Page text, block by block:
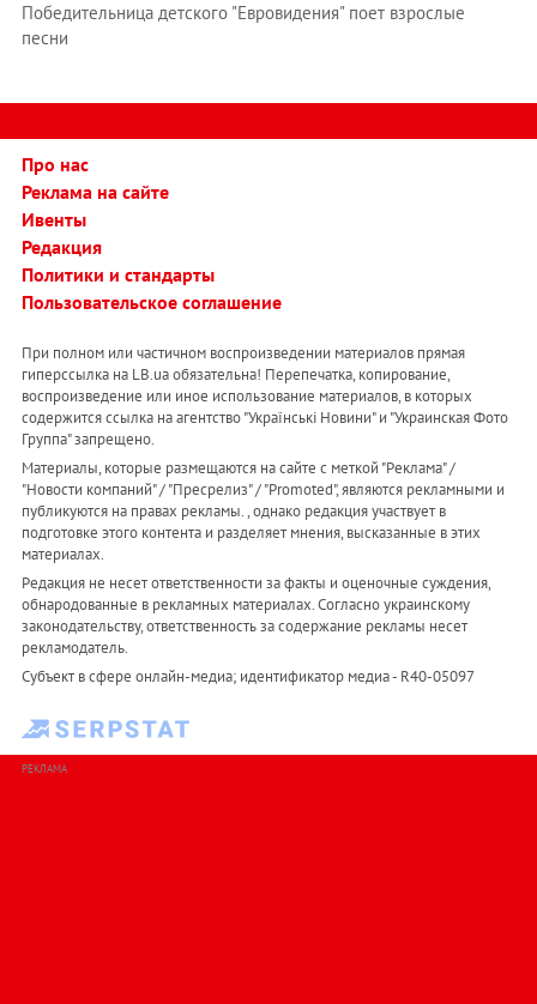
Победительница детского "Евровидения" поет взрослые
песни
Про нас
Реклама на сайте
Ивенты
Редакция
Политики и стандарты
Пользовательское соглашение
При полном или частичном воспроизведении материалов прямая
гиперссылка на LB.ua обязательна! Перепечатка, копирование,
воспроизведение или иное использование материалов, в которых
содержится ссылка на агентство "Українськi Новини" и "Украинская Фото
Группа" запрещено.
Материалы, которые размещаются на сайте с меткой "Реклама" /
"Новости компаний" / "Пресрелиз" / "Promoted", являются рекламными и
публикуются на правах рекламы. , однако редакция участвует в
подготовке этого контента и разделяет мнения, высказанные в этих
материалах.
Редакция не несет ответственности за факты и оценочные суждения,
обнародованные в рекламных материалах. Согласно украинскому
законодательству, ответственность за содержание рекламы несет
рекламодатель.
Субъект в сфере онлайн-медиа; идентификатор медиа - R40-05097
РЕКЛАМА